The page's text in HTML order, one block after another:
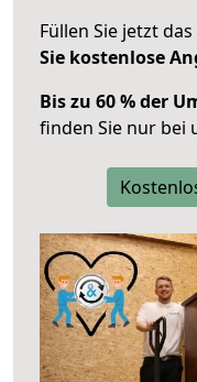
Füllen Sie jetzt
Sie kostenlose
Bis zu 60 % der
finden Sie nur bei